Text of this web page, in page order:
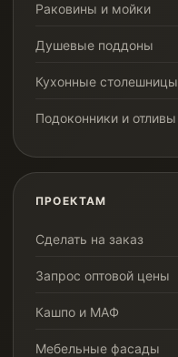
Раковины и мойки
Душевые поддоны
Кухонные столешницы
Подоконники и отливы
ПРОЕКТАМ
Сделать на заказ
Запрос оптовой цены
Кашпо и МАФ
Мебельные фасады